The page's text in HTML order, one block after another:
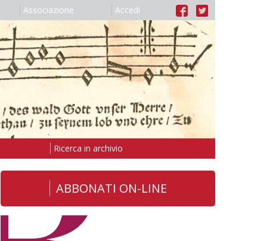
Associazione Accedi
Ricerca in archivio
ABBONATI ON-LINE